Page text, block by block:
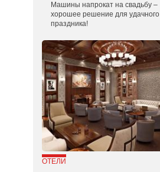
​Машины напрокат на свадьбу –
хорошее решение для удачного
праздника!
ОТЕЛИ